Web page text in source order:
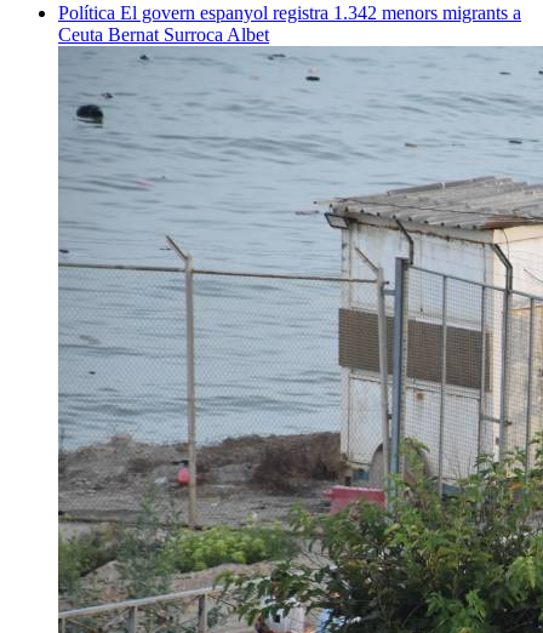
Política El govern espanyol registra 1.342 menors migrants a
Ceuta Bernat Surroca Albet